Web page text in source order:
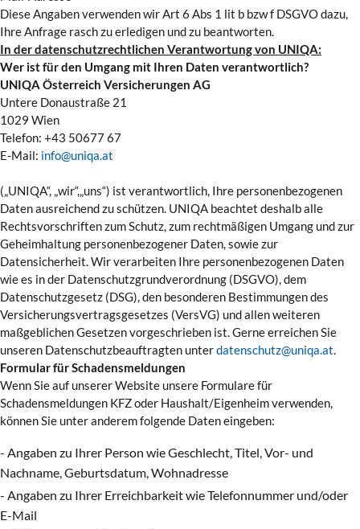
Diese Angaben verwenden wir Art 6 Abs 1 lit b bzw f DSGVO dazu,
Ihre Anfrage rasch zu erledigen und zu beantworten.
In der datenschutzrechtlichen Verantwortung von UNIQA:
Wer ist für den Umgang mit Ihren Daten verantwortlich?
UNIQA Österreich Versicherungen AG
Untere Donaustraße 21
1029 Wien
Telefon: +43 50677 67
E-Mail: info@uniqa.at
(„UNIQA“, „wir“,„uns“) ist verantwortlich, Ihre personenbezogenen
Daten ausreichend zu schützen. UNIQA beachtet deshalb alle
Rechtsvorschriften zum Schutz, zum rechtmäßigen Umgang und zur
Geheimhaltung personenbezogener Daten, sowie zur
Datensicherheit. Wir verarbeiten Ihre personenbezogenen Daten
wie es in der Datenschutzgrundverordnung (DSGVO), dem
Datenschutzgesetz (DSG), den besonderen Bestimmungen des
Versicherungsvertragsgesetzes (VersVG) und allen weiteren
maßgeblichen Gesetzen vorgeschrieben ist. Gerne erreichen Sie
unseren Datenschutzbeauftragten unterdatenschutz@uniqa.at.
Formular für Schadensmeldungen
Wenn Sie auf unserer Website unsere Formulare für
Schadensmeldungen KFZ oder Haushalt/Eigenheim verwenden,
können Sie unter anderem folgende Daten eingeben:
- Angaben zu Ihrer Person wie Geschlecht, Titel, Vor- und
Nachname, Geburtsdatum, Wohnadresse
- Angaben zu Ihrer Erreichbarkeit wie Telefonnummer und/oder
E-Mail